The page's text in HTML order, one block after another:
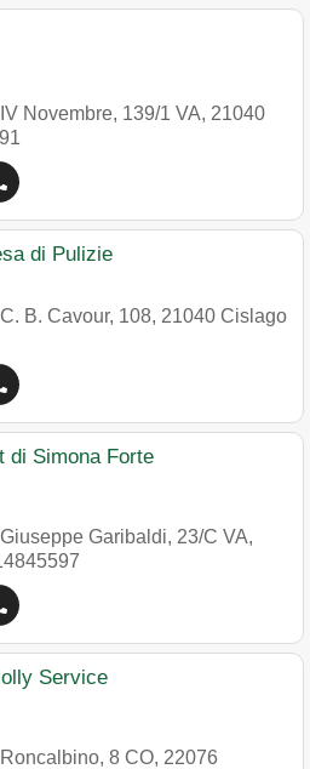
Novembre, 139/1 VA, 21040
di Pulizie
B. Cavour, 108, 21040 Cislago
di Simona Forte
Garibaldi, 23/C VA,
Service
8 CO, 22076